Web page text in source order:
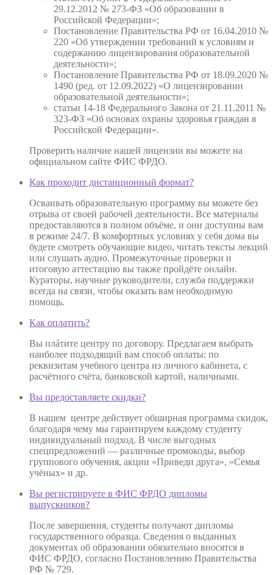
29.12.2012 № 273-ФЗ «Об образовании в
Российской Федерации»;
Постановление Правительства РФ от 16.04.2010 №
220 «Об утверждении требований к условиям и
содержанию лицензирования образовательной
деятельности»;
Постановление Правительства РФ от 18.09.2020 №
1490 (ред. от 12.09.2022) «О лицензировании
образовательной деятельности»;
статьи 14-18 Федерального Закона от 21.11.2011 №
323-ФЗ «Об основах охраны здоровья граждан в
Российской Федерации».
Проверить наличие нашей лицензии вы можете на
официальном сайте ФИС ФРДО.
Как проходит дистанционный формат?
Осваивать образовательную программу вы можете без
отрыва от своей рабочей деятельности. Все материалы
предоставляются в полном объёме, и они доступны вам
в режиме 24/7. В комфортных условиях у себя дома вы
будете смотреть обучающие видео, читать тексты лекций
или слушать аудио. Промежуточные проверки и
итоговую аттестацию вы также пройдёте онлайн.
Кураторы, научные руководители, служба поддержки
всегда на связи, чтобы оказать вам необходимую
помощь.
Как оплатить?
Вы плáтите центру по договору. Предлагаем выбрать
наиболее подходящий вам способ оплаты: по
реквизитам учебного центра из личного кабинета, с
расчётного счёта, банковской картой, наличными.
Вы предоставляете скидки?
В нашем центре действует обширная программа скидок,
благодаря чему мы гарантируем каждому студенту
индивидуальный подход. В числе выгодных
спецпредложений — различные промокоды, выбор
группового обучения, акции «Приведи друга», «Семья
учёных» и др.
Вы регистрируете в ФИС ФРДО дипломы
выпускников?
После завершения, студенты получают дипломы
государственного образца. Сведения о выданных
документах об образовании обязательно вносятся в
ФИС ФРДО, согласно Постановлению Правительства
РФ № 729.